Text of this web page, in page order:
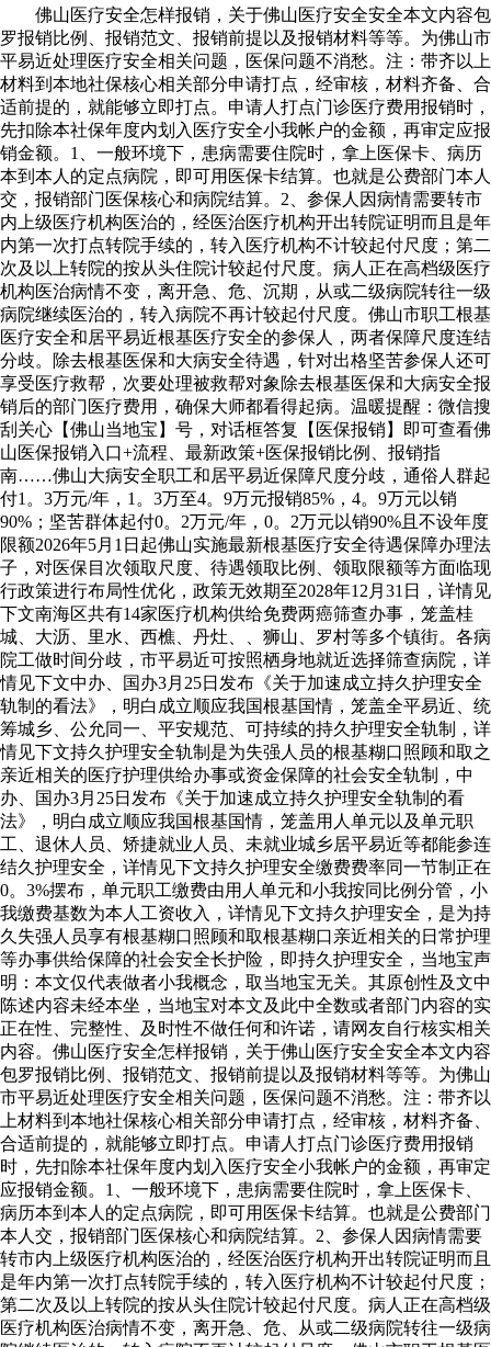
佛山医疗安全怎样报销，关于佛山医疗安全安全本文内容包
罗报销比例、报销范文、报销前提以及报销材料等等。为佛山市
平易近处理医疗安全相关问题，医保问题不消愁。注：带齐以上
材料到本地社保核心相关部分申请打点，经审核，材料齐备、合
适前提的，就能够立即打点。申请人打点门诊医疗费用报销时，
先扣除本社保年度内划入医疗安全小我帐户的金额，再审定应报
销金额。1、一般环境下，患病需要住院时，拿上医保卡、病历
本到本人的定点病院，即可用医保卡结算。也就是公费部门本人
交，报销部门医保核心和病院结算。2、参保人因病情需要转市
内上级医疗机构医治的，经医治医疗机构开出转院证明而且是年
内第一次打点转院手续的，转入医疗机构不计较起付尺度；第二
次及以上转院的按从头住院计较起付尺度。病人正在高档级医疗
机构医治病情不变，离开急、危、沉期，从或二级病院转往一级
病院继续医治的，转入病院不再计较起付尺度。佛山市职工根基
医疗安全和居平易近根基医疗安全的参保人，两者保障尺度连结
分歧。除去根基医保和大病安全待遇，针对出格坚苦参保人还可
享受医疗救帮，次要处理被救帮对象除去根基医保和大病安全报
销后的部门医疗费用，确保大师都看得起病。温暖提醒：微信搜
刮关心【佛山当地宝】号，对话框答复【医保报销】即可查看佛
山医保报销入口+流程、最新政策+医保报销比例、报销指
南……佛山大病安全职工和居平易近保障尺度分歧，通俗人群起
付1。3万元/年，1。3万至4。9万元报销85%，4。9万元以销
90%；坚苦群体起付0。2万元/年，0。2万元以销90%且不设年度
限额2026年5月1日起佛山实施最新根基医疗安全待遇保障办理法
子，对医保目次领取尺度、待遇领取比例、领取限额等方面临现
行政策进行布局性优化，政策无效期至2028年12月31日，详情见
下文南海区共有14家医疗机构供给免费两癌筛查办事，笼盖桂
城、大沥、里水、西樵、丹灶、、狮山、罗村等多个镇街。各病
院工做时间分歧，市平易近可按照栖身地就近选择筛查病院，详
情见下文中办、国办3月25日发布《关于加速成立持久护理安全
轨制的看法》，明白成立顺应我国根基国情，笼盖全平易近、统
筹城乡、公允同一、平安规范、可持续的持久护理安全轨制，详
情见下文持久护理安全轨制是为失强人员的根基糊口照顾和取之
亲近相关的医疗护理供给办事或资金保障的社会安全轨制，中
办、国办3月25日发布《关于加速成立持久护理安全轨制的看
法》，明白成立顺应我国根基国情，笼盖用人单元以及单元职
工、退休人员、矫捷就业人员、未就业城乡居平易近等都能参连
结久护理安全，详情见下文持久护理安全缴费费率同一节制正在
0。3%摆布，单元职工缴费由用人单元和小我按同比例分管，小
我缴费基数为本人工资收入，详情见下文持久护理安全，是为持
久失强人员享有根基糊口照顾和取根基糊口亲近相关的日常护理
等办事供给保障的社会安全长护险，即持久护理安全，当地宝声
明：本文仅代表做者小我概念，取当地宝无关。其原创性及文中
陈述内容未经本坐，当地宝对本文及此中全数或者部门内容的实
正在性、完整性、及时性不做任何和许诺，请网友自行核实相关
内容。佛山医疗安全怎样报销，关于佛山医疗安全安全本文内容
包罗报销比例、报销范文、报销前提以及报销材料等等。为佛山
市平易近处理医疗安全相关问题，医保问题不消愁。注：带齐以
上材料到本地社保核心相关部分申请打点，经审核，材料齐备、
合适前提的，就能够立即打点。申请人打点门诊医疗费用报销
时，先扣除本社保年度内划入医疗安全小我帐户的金额，再审定
应报销金额。1、一般环境下，患病需要住院时，拿上医保卡、
病历本到本人的定点病院，即可用医保卡结算。也就是公费部门
本人交，报销部门医保核心和病院结算。2、参保人因病情需要
转市内上级医疗机构医治的，经医治医疗机构开出转院证明而且
是年内第一次打点转院手续的，转入医疗机构不计较起付尺度；
第二次及以上转院的按从头住院计较起付尺度。病人正在高档级
医疗机构医治病情不变，离开急、危、从或二级病院转往一级病